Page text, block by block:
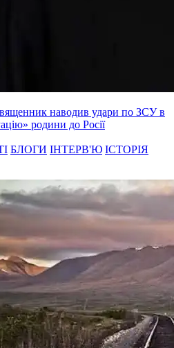
наводив удари по ЗСУ в
родини до Росії
БЛОГИ ІНТЕРВ'Ю ІСТОРІЯ